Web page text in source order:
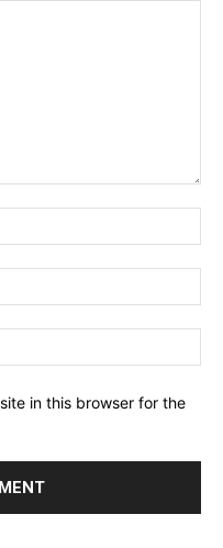
in this browser for the